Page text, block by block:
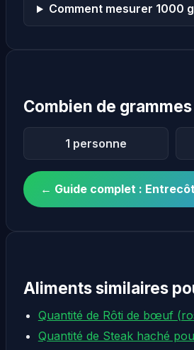
Comment mesurer 1000
Combien de
1 personne
← Guide complet :
Aliments similaires
Quantité de Rôti de bœuf
Quantité de Steak haché